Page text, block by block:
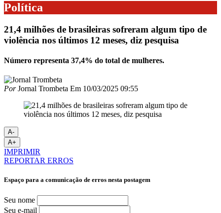
Política
21,4 milhões de brasileiras sofreram algum tipo de
violência nos últimos 12 meses, diz pesquisa
Número representa 37,4% do total de mulheres.
PorJornal Trombeta Em 10/03/2025 09:55
A-
A+
IMPRIMIR
REPORTAR ERROS
Espaço para a comunicação de erros nesta postagem
Seu nome
Seu e-mail